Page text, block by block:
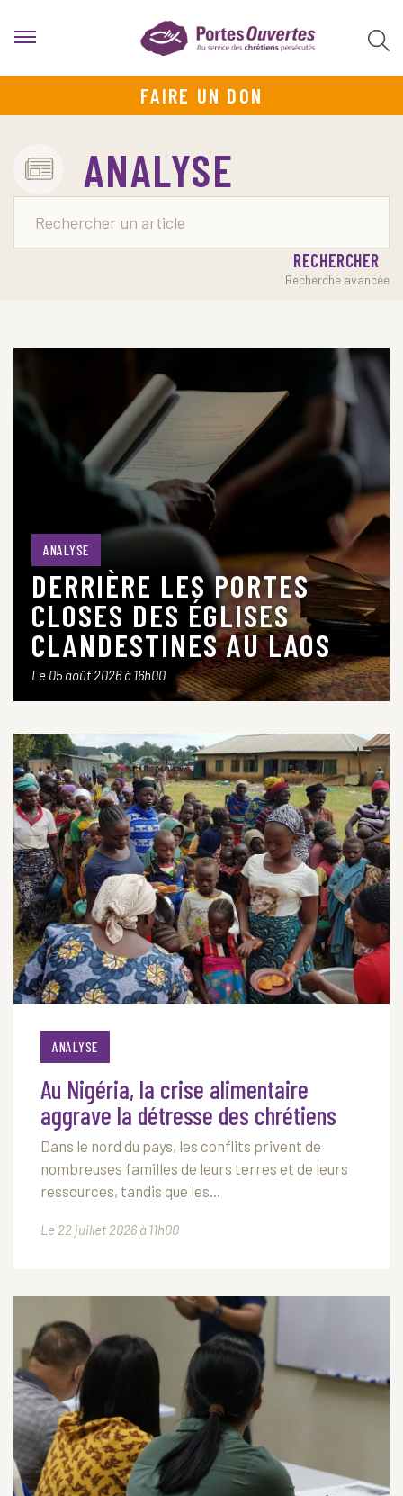
FAIRE UN DON
ANALYSE
RECHERCHER
Recherche avancée
ANALYSE
DERRIÈRE LES PORTES
CLOSES DES ÉGLISES
CLANDESTINES AU LAOS
Le 05 août 2026 à 16h00
ANALYSE
Au Nigéria, la crise alimentaire
aggrave la détresse des chrétiens
Dans le nord du pays, les conflits privent de
nombreuses familles de leurs terres et de leurs
ressources, tandis que les...
Le 22 juillet 2026 à 11h00